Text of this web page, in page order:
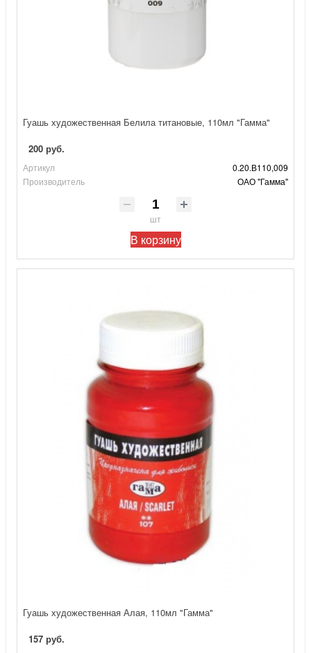
Гуашь художественная Белила титановые, 110мл "Гамма"
200 руб.
Артикул
0.20.В110,009
Производитель
ОАО "Гамма"
шт
В корзину
Гуашь художественная Алая, 110мл "Гамма"
157 руб.